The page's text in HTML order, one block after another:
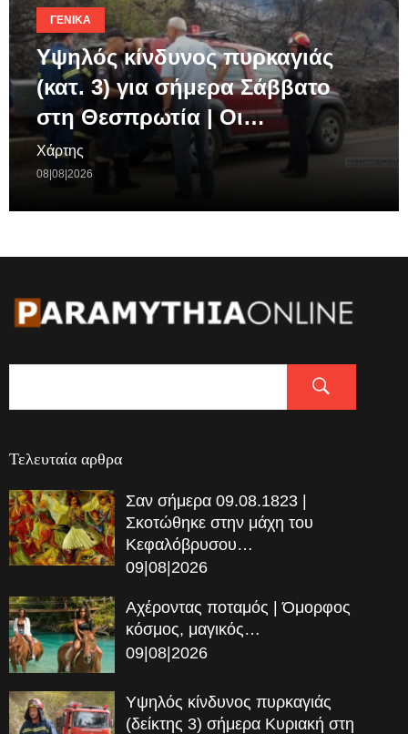
ΓΕΝΙΚΆ
Υψηλός κίνδυνος πυρκαγιάς
(κατ. 3) για σήμερα Σάββατο
στη Θεσπρωτία | Οι…
Χάρτης
08|08|2026
Τελευταία αρθρα
Σαν σήμερα 09.08.1823 |
Σκοτώθηκε στην μάχη του
Κεφαλόβρυσου…
09|08|2026
Αχέροντας ποταμός | Όμορφος
κόσμος, μαγικός…
09|08|2026
Υψηλός κίνδυνος πυρκαγιάς
(δείκτης 3) σήμερα Κυριακή στη